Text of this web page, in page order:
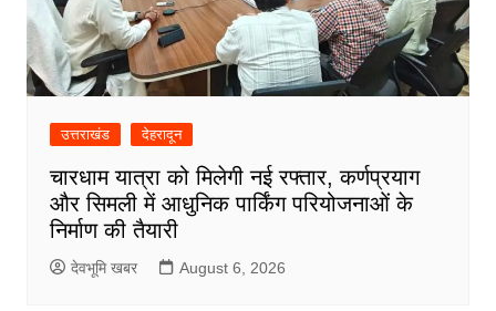
उत्तराखंड देहरादून
चारधाम यात्रा को मिलेगी नई रफ्तार, कर्णप्रयाग
और सिमली में आधुनिक पार्किंग परियोजनाओं के
निर्माण की तैयारी
देवभूमि खबर August 6, 2026